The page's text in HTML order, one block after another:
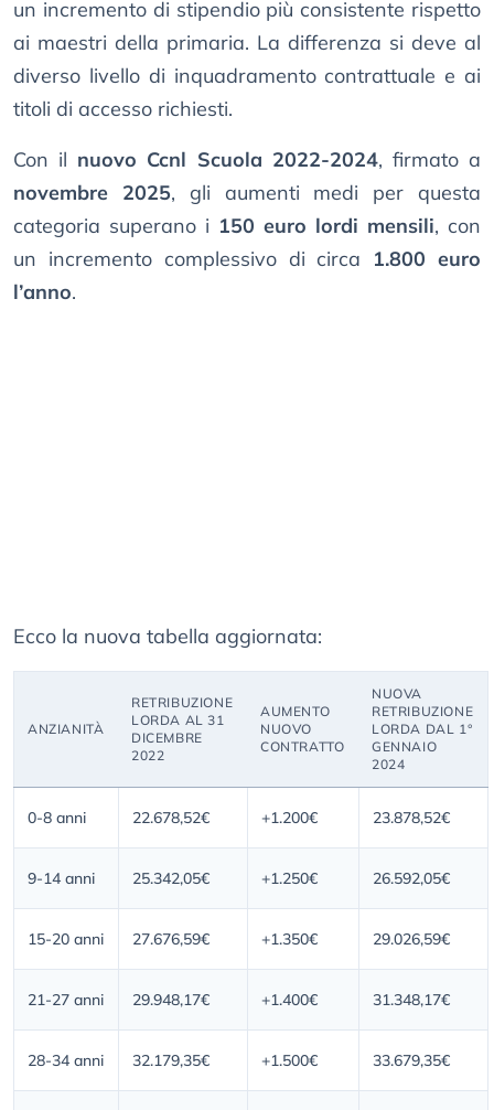
un incremento di stipendio più consistente rispetto
ai maestri della primaria. La differenza si deve al
diverso livello di inquadramento contrattuale e ai
titoli di accesso richiesti.
Con il nuovo Ccnl Scuola 2022-2024, firmato a
novembre 2025, gli aumenti medi per questa
categoria superano i 150 euro lordi mensili, con
un incremento complessivo di circa 1.800 euro
l’anno.
Ecco la nuova tabella aggiornata:
ANZIANITÀ
RETRIBUZIONE
LORDA AL 31
DICEMBRE
2022
AUMENTO
NUOVO
CONTRATTO
NUOVA
RETRIBUZIONE
LORDA DAL 1°
GENNAIO
2024
0-8 anni 22.678,52€ +1.200€ 23.878,52€
9-14 anni 25.342,05€ +1.250€ 26.592,05€
15-20 anni 27.676,59€ +1.350€ 29.026,59€
21-27 anni 29.948,17€ +1.400€ 31.348,17€
28-34 anni 32.179,35€ +1.500€ 33.679,35€